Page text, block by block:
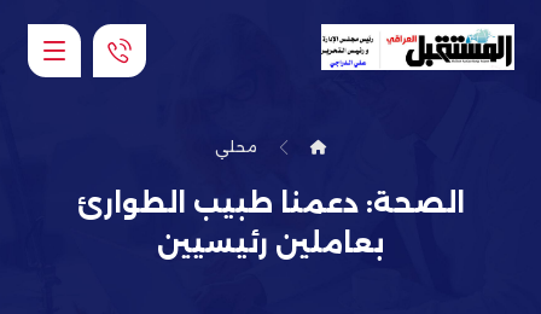
محلي
الصحة: دعمنا طبيب الطوارئ
بعاملين رئيسيين